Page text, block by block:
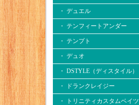
・ デュエル
・ テンフィートアンダー
・ テンプト
・ デュオ
・ DSTYLE（ディスタイル）
・ ドランクレイジー
・ トリニティカスタムベイツ